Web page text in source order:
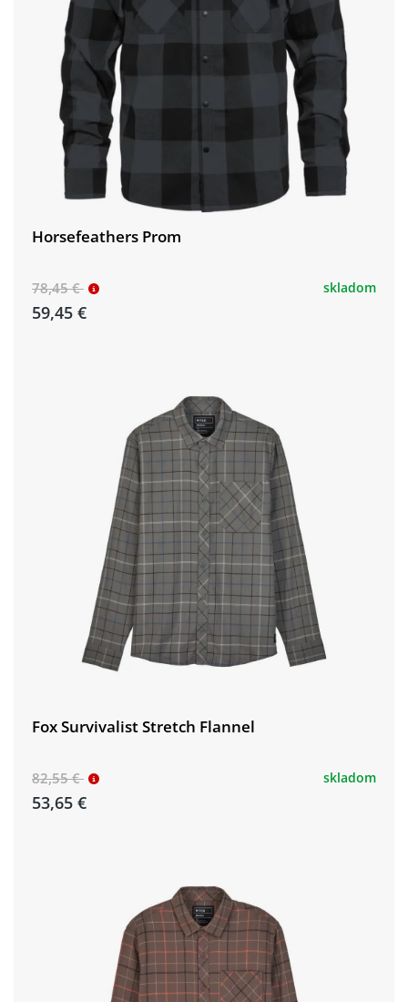
Horsefeathers Prom
78,45 €
59,45 €
skladom
Fox Survivalist Stretch Flannel
82,55 €
53,65 €
skladom